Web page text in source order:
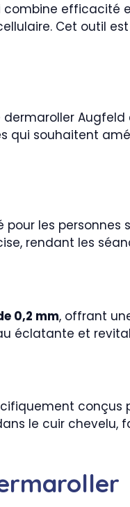
combine efficacité
Cet outil
qui souhaitent
les
rendant les
0,2 mm, offrant
éclatante et
conçus
le cuir chevelu,